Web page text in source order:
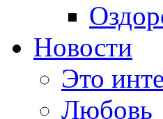
Новости
Это
Любовь